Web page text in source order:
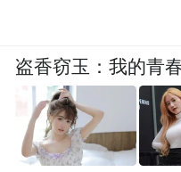
盗香窃玉：我的青